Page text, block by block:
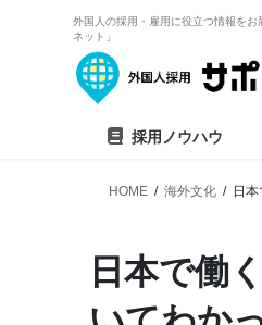
外国人の採用・雇用に役立つ情報を
ネット」
採用ノウハウ
HOME 海外文化 日
日本で働